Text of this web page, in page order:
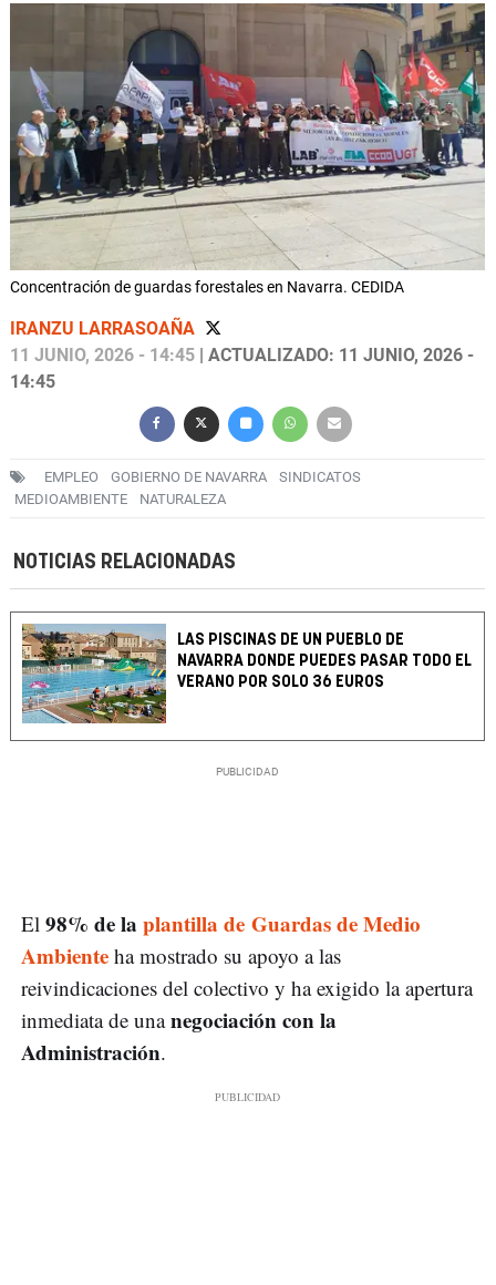
Concentración de guardas forestales en Navarra. CEDIDA
IRANZU LARRASOAÑA
11 JUNIO, 2026 - 14:45 | ACTUALIZADO: 11 JUNIO, 2026 -
14:45
EMPLEO GOBIERNO DE NAVARRA
SINDICATOS
MEDIOAMBIENTE
NATURALEZA
NOTICIAS RELACIONADAS
LAS PISCINAS DE UN PUEBLO DE
NAVARRA DONDE PUEDES PASAR TODO EL
VERANO POR SOLO 36 EUROS
El 98% de la plantilla de Guardas de Medio
Ambiente ha mostrado su apoyo a las
reivindicaciones del colectivo y ha exigido la apertura
inmediata de unanegociación con la
Administración.